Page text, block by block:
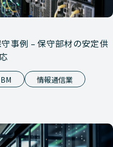
事例 – 保守部材の安定供
情報通信業